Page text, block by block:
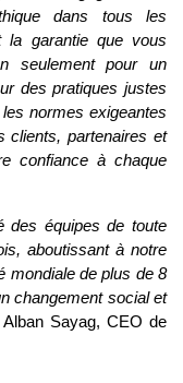
dans tous les
la garantie que vous
seulement pour un
des pratiques justes
normes exigeantes
clients, partenaires et
confiance à chaque
des équipes de toute
aboutissant à notre
mondiale de plus de 8
changement social et
Sayag, CEO de